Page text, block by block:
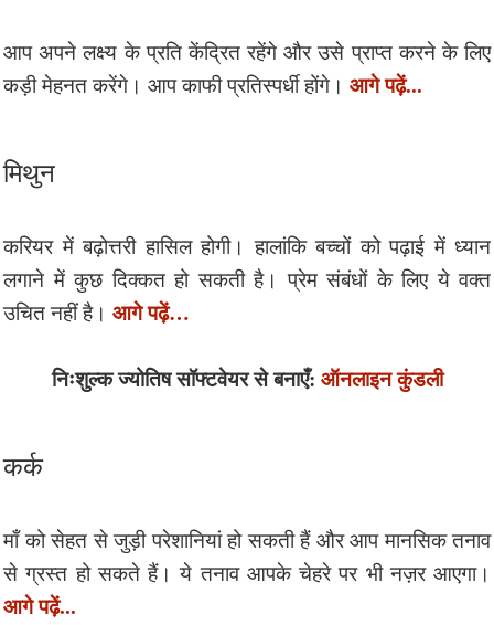
आप अपने लक्ष्य के प्रति केंद्रित रहेंगे और उसे प्राप्त करने के लिए
कड़ी मेहनत करेंगे। आप काफी प्रतिस्पर्धी होंगे। आगे पढ़ें...
मिथुन
करियर में बढ़ोत्तरी हासिल होगी। हालांकि बच्चों को पढ़ाई में ध्यान
लगाने में कुछ दिक्कत हो सकती है। प्रेम संबंधों के लिए ये वक्त
उचित नहीं है। आगे पढ़ें…
निःशुल्क ज्योतिष सॉफ्टवेयर से बनाएँ: ऑनलाइन कुंडली
कर्क
माँ को सेहत से जुड़ी परेशानियां हो सकती हैं और आप मानसिक तनाव
से ग्रस्त हो सकते हैं। ये तनाव आपके चेहरे पर भी नज़र आएगा।
आगे पढ़ें...